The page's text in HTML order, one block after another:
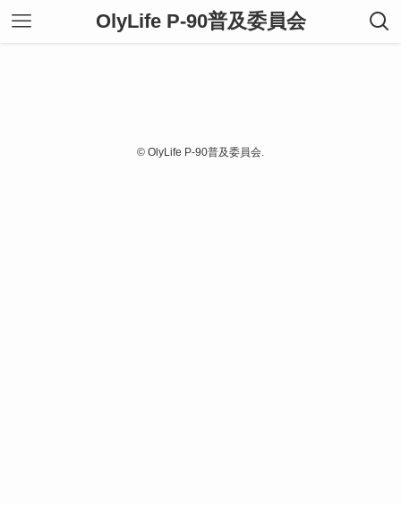
OlyLife P-90普及委員会
© OlyLife P-90普及委員会.